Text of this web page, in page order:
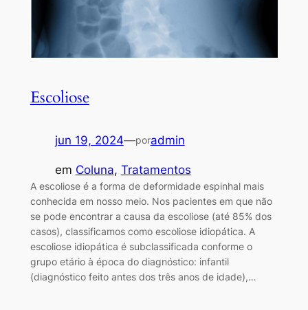
Escoliose
jun 19, 2024—poradmin
em Coluna, Tratamentos
A escoliose é a forma de deformidade espinhal mais
conhecida em nosso meio. Nos pacientes em que não
se pode encontrar a causa da escoliose (até 85% dos
casos), classificamos como escoliose idiopática. A
escoliose idiopática é subclassificada conforme o
grupo etário à época do diagnóstico: infantil
(diagnóstico feito antes dos três anos de idade),…